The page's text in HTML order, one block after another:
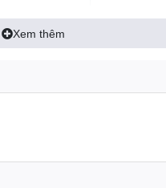
1
380V- 3 Phase
Xem thêm